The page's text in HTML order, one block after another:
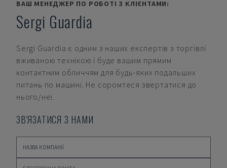
ВАШ МЕНЕДЖЕР ПО РОБОТІ З КЛІЄНТАМИ:
Sergi Guardia
Sergi Guardia є одним з наших експертів з торгівлі
вживаною технікою і буде вашим прямим
контактним обличчям для будь-яких подальших
питань по машині. Не соромтеся звертатися до
нього/неї.
ЗВ'ЯЗАТИСЯ З НАМИ